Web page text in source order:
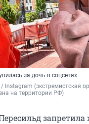
за дочь в соцсетях
Instagram (экстремистская
на территории РФ)